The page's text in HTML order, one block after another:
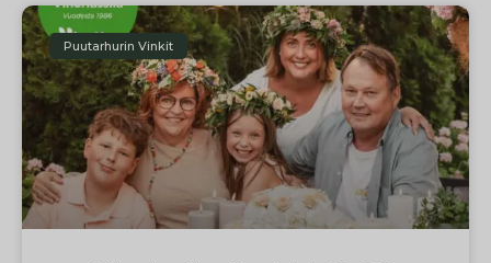
Puutarhurin Vinkit